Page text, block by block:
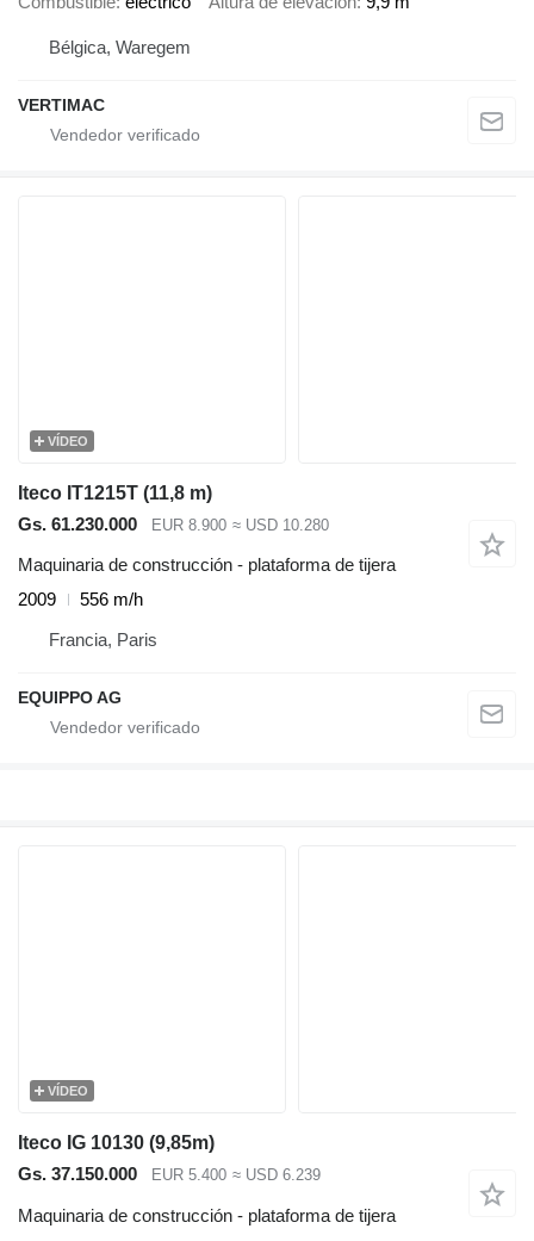
Bélgica, Waregem
VERTIMAC
VÍDEO
Iteco IT1215T (11,8 m)
Gs. 61.230.000
EUR 8.900 ≈ USD 10.280
Maquinaria de construcción - plataforma de tijera
2009
556 m/h
Francia, Paris
EQUIPPO AG
VÍDEO
Iteco IG 10130 (9,85m)
Gs. 37.150.000
EUR 5.400 ≈ USD 6.239
Maquinaria de construcción - plataforma de tijera